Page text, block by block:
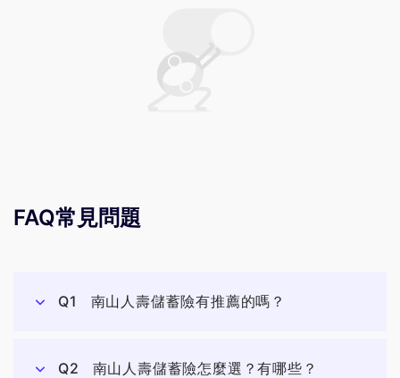
FAQ常見問題
Q1 南山人壽儲蓄險有推薦的嗎？
Q2 南山人壽儲蓄險怎麼選？有哪些？